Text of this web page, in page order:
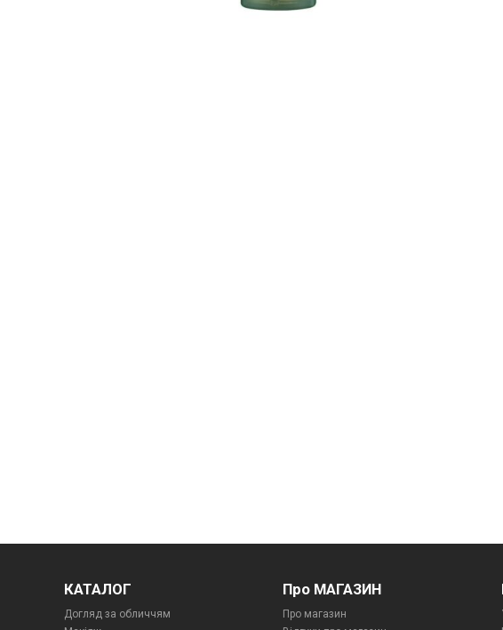
КАТАЛОГ
Догляд за обличчям
Про МАГАЗИН
Про магазин